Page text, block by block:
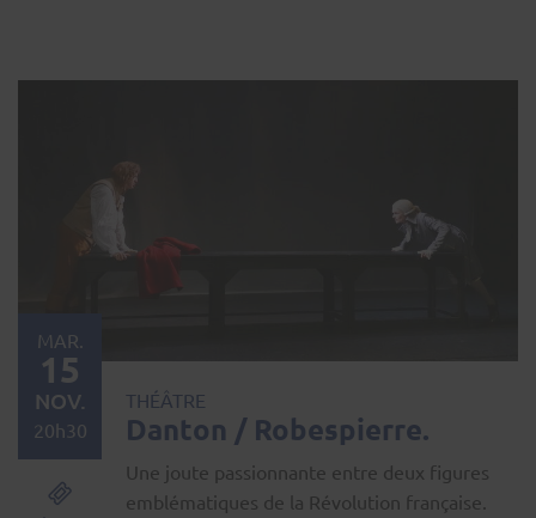
THÉÂTRE
Danton / Robespierre.
Une joute passionnante entre deux figures
emblématiques de la Révolution française.
MAR.
15
NOV.
20h30